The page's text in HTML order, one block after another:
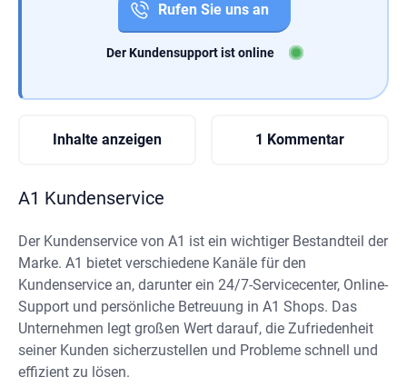
Rufen Sie uns an
Der Kundensupport ist online
Inhalte anzeigen 1 Kommentar
A1 Kundenservice
Der Kundenservice von A1 ist ein wichtiger Bestandteil der
Marke. A1 bietet verschiedene Kanäle für den
Kundenservice an, darunter ein 24/7-Servicecenter, Online-
Support und persönliche Betreuung in A1 Shops. Das
Unternehmen legt großen Wert darauf, die Zufriedenheit
seiner Kunden sicherzustellen und Probleme schnell und
effizient zu lösen.